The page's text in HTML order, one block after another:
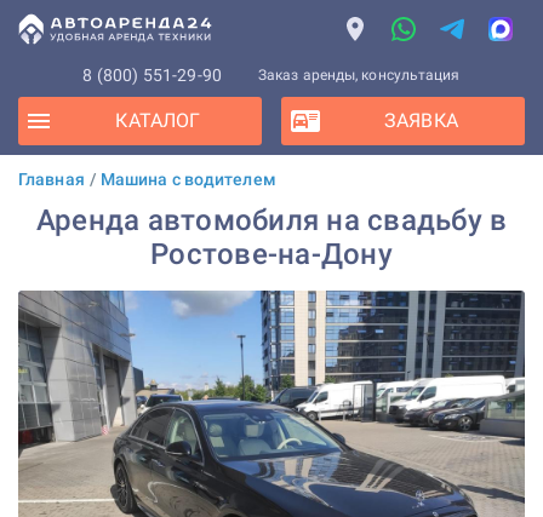
8 (800) 551-29-90 Заказ аренды, консультация
КАТАЛОГ ЗАЯВКА
Главная / Машина с водителем
Аренда автомобиля на свадьбу в
Ростове-на-Дону